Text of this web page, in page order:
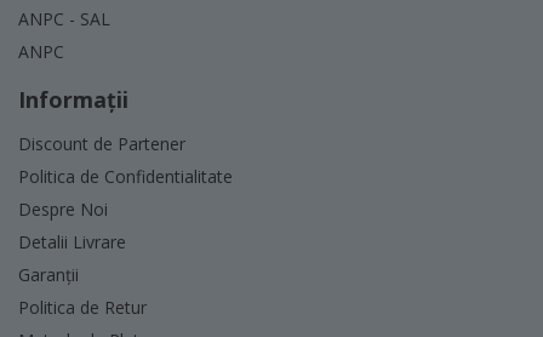
ANPC - SAL
ANPC
Informaţii
Discount de Partener
Politica de Confidentialitate
Despre Noi
Detalii Livrare
Garanții
Politica de Retur